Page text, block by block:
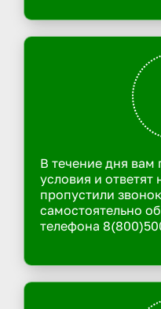
В течение дня вам
условия и
пропустили
самостоятельно
телефона